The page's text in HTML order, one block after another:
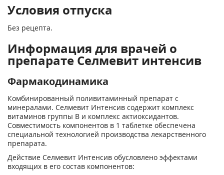
Условия отпуска
Без рецепта.
Информация для врачей о
препарате Селмевит интенсив
Фармакодинамика
Комбинированный поливитаминный препарат с
минералами. Селмевит Интенсив содержит комплекс
витаминов группы В и комплекс актиоксидантов.
Совместимость компонентов в 1 таблетке обеспечена
специальной технологией производства лекарственного
препарата.
Действие Селмевит Интенсив обусловлено эффектами
входящих в его состав компонентов: